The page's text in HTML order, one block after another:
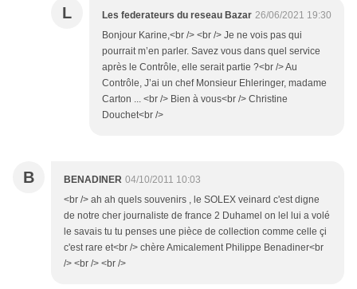
L Les federateurs du reseau Bazar 26/06/2021 19:30
Bonjour Karine,<br /> <br /> Je ne vois pas qui
pourrait m’en parler. Savez vous dans quel service
après le Contrôle, elle serait partie ?<br /> Au
Contrôle, J’ai un chef Monsieur Ehleringer, madame
Carton ... <br /> Bien à vous<br /> Christine
Douchet<br />
B BENADINER 04/10/2011 10:03
<br /> ah ah quels souvenirs , le SOLEX veinard c'est digne
de notre cher journaliste de france 2 Duhamel on lel lui a volé
le savais tu tu penses une pièce de collection comme celle çi
c'est rare et<br /> chère Amicalement Philippe Benadiner<br
/> <br /> <br />